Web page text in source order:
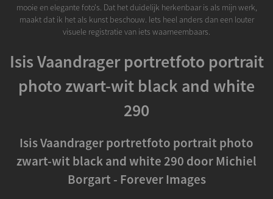
mooie en elegante foto's. Dat het duidelijk herkenbaar is als mijn werk,
maakt dat ik het als kunst beschouw. Iets heel anders dan een louter
visuele registratie van iets waarneembaars.
Isis Vaandrager portretfoto portrait
photo zwart-wit black and white
290
Isis Vaandrager portretfoto portrait photo
zwart-wit black and white 290 door Michiel
Borgart - Forever Images